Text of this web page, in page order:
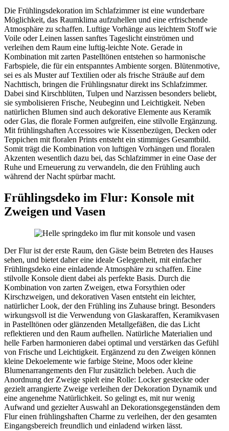
Die Frühlingsdekoration im Schlafzimmer ist eine wunderbare
Möglichkeit, das Raumklima aufzuhellen und eine erfrischende
Atmosphäre zu schaffen. Luftige Vorhänge aus leichtem Stoff wie
Voile oder Leinen lassen sanftes Tageslicht einströmen und
verleihen dem Raum eine luftig-leichte Note. Gerade in
Kombination mit zarten Pastelltönen entstehen so harmonische
Farbspiele, die für ein entspanntes Ambiente sorgen. Blütenmotive,
sei es als Muster auf Textilien oder als frische Sträuße auf dem
Nachttisch, bringen die Frühlingsnatur direkt ins Schlafzimmer.
Dabei sind Kirschblüten, Tulpen und Narzissen besonders beliebt,
sie symbolisieren Frische, Neubeginn und Leichtigkeit. Neben
natürlichen Blumen sind auch dekorative Elemente aus Keramik
oder Glas, die florale Formen aufgreifen, eine stilvolle Ergänzung.
Mit frühlingshaften Accessoires wie Kissenbezügen, Decken oder
Teppichen mit floralen Prints entsteht ein stimmiges Gesamtbild.
Somit trägt die Kombination von luftigen Vorhängen und floralen
Akzenten wesentlich dazu bei, das Schlafzimmer in eine Oase der
Ruhe und Erneuerung zu verwandeln, die den Frühling auch
während der Nacht spürbar macht.
Frühlingsdeko im Flur: Konsole mit
Zweigen und Vasen
Der Flur ist der erste Raum, den Gäste beim Betreten des Hauses
sehen, und bietet daher eine ideale Gelegenheit, mit einfacher
Frühlingsdeko eine einladende Atmosphäre zu schaffen. Eine
stilvolle Konsole dient dabei als perfekte Basis. Durch die
Kombination von zarten Zweigen, etwa Forsythien oder
Kirschzweigen, und dekorativen Vasen entsteht ein leichter,
natürlicher Look, der den Frühling ins Zuhause bringt. Besonders
wirkungsvoll ist die Verwendung von Glaskaraffen, Keramikvasen
in Pastelltönen oder glänzenden Metallgefäßen, die das Licht
reflektieren und den Raum aufhellen. Natürliche Materialien und
helle Farben harmonieren dabei optimal und verstärken das Gefühl
von Frische und Leichtigkeit. Ergänzend zu den Zweigen können
kleine Dekoelemente wie farbige Steine, Moos oder kleine
Blumenarrangements den Flur zusätzlich beleben. Auch die
Anordnung der Zweige spielt eine Rolle: Locker gesteckte oder
gezielt arrangierte Zweige verleihen der Dekoration Dynamik und
eine angenehme Natürlichkeit. So gelingt es, mit nur wenig
Aufwand und gezielter Auswahl an Dekorationsgegenständen dem
Flur einen frühlingshaften Charme zu verleihen, der den gesamten
Eingangsbereich freundlich und einladend wirken lässt.